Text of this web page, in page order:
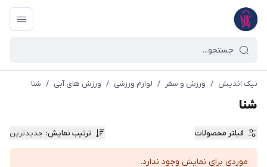
نیک اندیش / ورزش و سفر / لوازم ورزشی / ورزش های آبی / شنا
شنا
فیلتر محصولات ترتیب نمایش: جدیدترین
موردی برای نمایش وجود ندارد.